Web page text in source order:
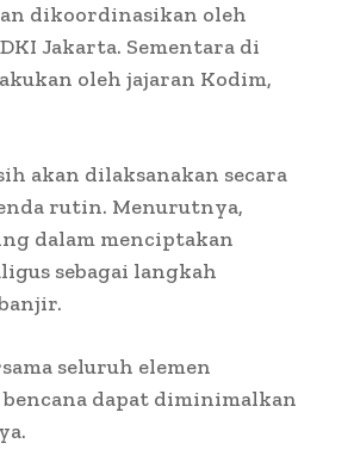
dikoordinasikan oleh
Jakarta. Sementara di
oleh jajaran Kodim,
akan dilaksanakan secara
rutin. Menurutnya,
dalam menciptakan
sebagai langkah
seluruh elemen
dapat diminimalkan